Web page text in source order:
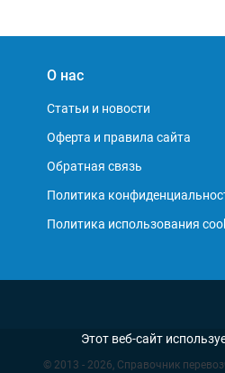
О нас
Статьи и новости
Оферта и правила сайта
Обратная связь
Политика
Политика использования
© 2013 - 2026, Справочник
Этот веб-сайт